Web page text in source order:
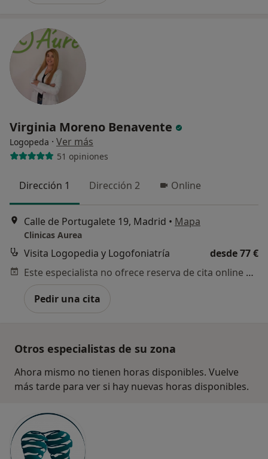
Virginia Moreno Benavente
Logopeda · Ver más
51 opiniones
Dirección 1 Dirección 2 Online
Calle de Portugalete 19, Madrid • Mapa
Clinicas Aurea
Visita Logopedia y Logofoniatría
desde 77 €
Este especialista no ofrece reserva de cita online en esta dirección.
Pedir una cita
Otros especialistas de su zona
Ahora mismo no tienen horas disponibles. Vuelve
más tarde para ver si hay nuevas horas disponibles.